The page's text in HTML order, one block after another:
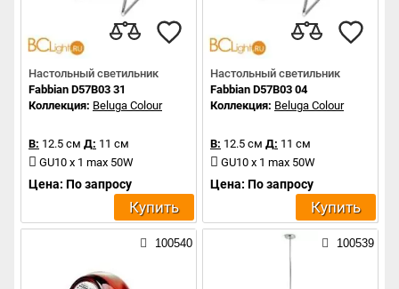
Настольный светильник
Fabbian D57B03 31
Коллекция: Beluga Colour
В: 12.5 см Д: 11 см
GU10 x 1 max 50W
Цена: По запросу
Купить
Настольный светильник
Fabbian D57B03 04
Коллекция: Beluga Colour
В: 12.5 см Д: 11 см
GU10 x 1 max 50W
Цена: По запросу
Купить
100540 100539